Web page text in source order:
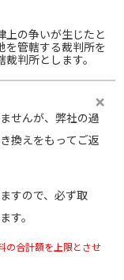
上の争いが生じたと
を管轄する裁判所を
判所とします。
せんが、弊社の過
換えをもってご返
すので、必ず取
す。
の合計額を上限とさせ